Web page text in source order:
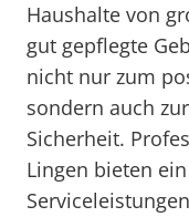
Haushalte von
gut gepflegte
nicht nur zum
sondern auch
Sicherheit.
Lingen bieten